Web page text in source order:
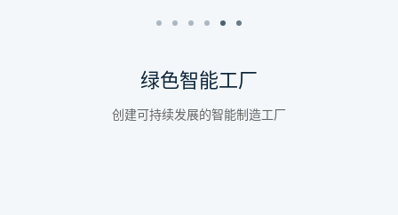
绿色智能工厂
创建可持续发展的智能制造工厂